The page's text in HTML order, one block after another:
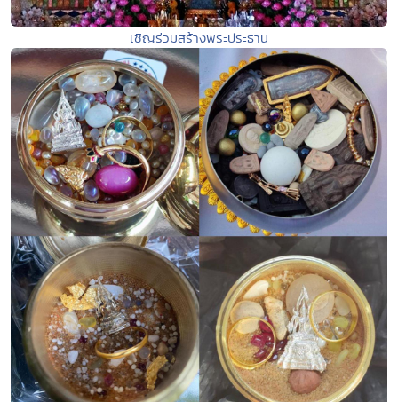
เชิญร่วมสร้างพระประธาน